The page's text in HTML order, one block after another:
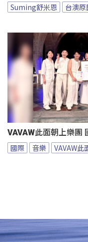
Suming舒米恩
台澳
VAVAW此面朝上樂團
國際 音樂 VAVAW此